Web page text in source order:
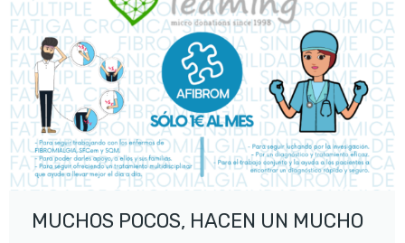
MUCHOS POCOS, HACEN UN MUCHO